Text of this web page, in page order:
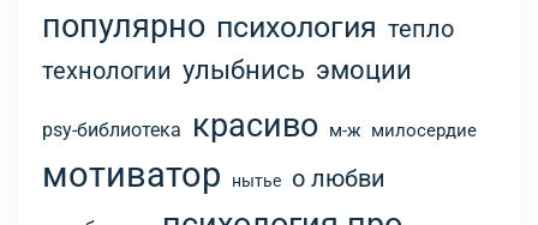
популярно психология тепло
технологии улыбнись эмоции
psy-библиотека красиво м-ж милосердие
мотиватор нытье о любви